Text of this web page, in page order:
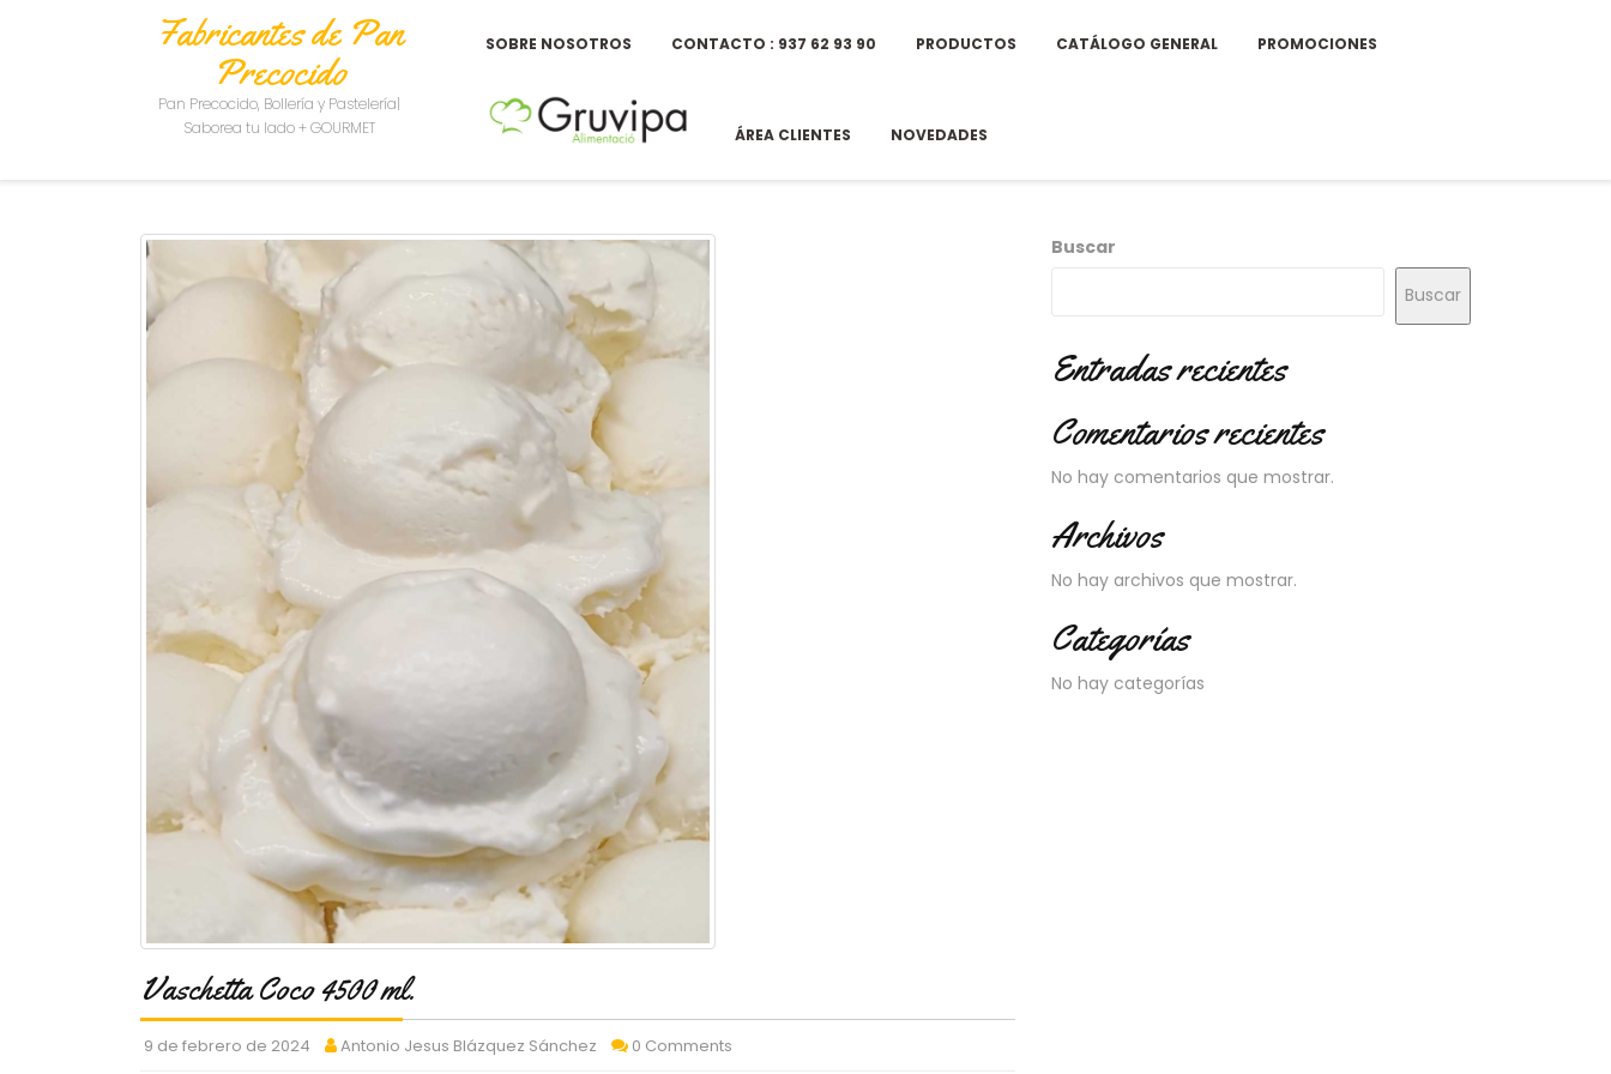
Fabricantes de Pan
Precocido
Pan Precocido, Bollería y Pastelería|
Saborea tu lado + GOURMET
SOBRE NOSOTROS CONTACTO : 937 62 93 90 PRODUCTOS CATÁLOGO GENERAL PROMOCIONES
ÁREA CLIENTES NOVEDADES
Vaschetta Coco 4500 ml.
9 de febrero de 2024 Antonio Jesus Blázquez Sánchez 0 Comments
Buscar
Buscar
Entradas recientes
Comentarios recientes
No hay comentarios que mostrar.
Archivos
No hay archivos que mostrar.
Categorías
No hay categorías